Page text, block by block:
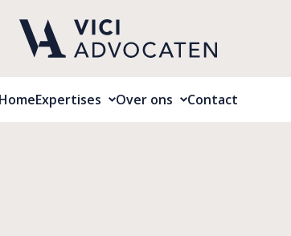
HomeExpertises Open menu:Expertises
Over ons Open menu:
Contact